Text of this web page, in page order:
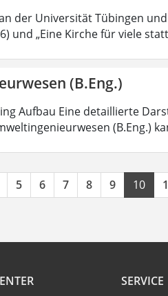
der Universität Tübingen
und „Eine Kirche für viele
(B.Eng.)
Aufbau Eine detaillierte
(B.Eng.)
5 6 7 8 9 10
SERVICE